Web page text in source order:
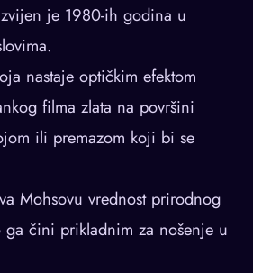
je 1980-ih godina u
nastaje optičkim efektom
filma zlata na površini
ili premazom koji bi se
Mohsovu vrednost prirodnog
čini prikladnim za nošenje u